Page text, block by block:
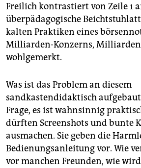
Freilich kontrastiert von Zeile 1
überpädagogische
kalten Praktiken eines
Milliarden-Konzerns,
wohlgemerkt.
Was ist das Problem an diesem
sandkastendidaktisch
Frage, es ist wahnsinnig
dürften Screenshots und bunte
ausmachen. Sie geben die
Bedienungsanleitung vor. Wie
vor manchen Freunden, wie